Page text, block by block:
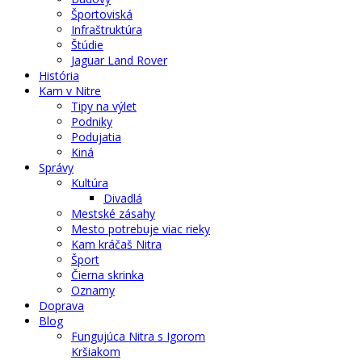
Športoviská
Infraštruktúra
Štúdie
Jaguar Land Rover
História
Kam v Nitre
Tipy na výlet
Podniky
Podujatia
Kiná
Správy
Kultúra
Divadlá
Mestské zásahy
Mesto potrebuje viac rieky
Kam kráčaš Nitra
Šport
Čierna skrinka
Oznamy
Doprava
Blog
Fungujúca Nitra s Igorom
Kršiakom